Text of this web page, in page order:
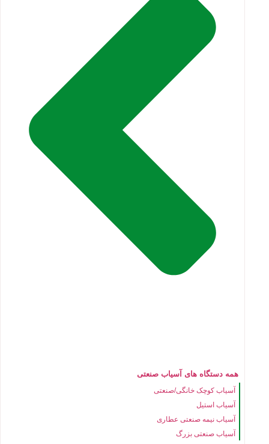
همه دستگاه های آسیاب صنعتی
آسیاب کوچک خانگی/صنعتی
آسیاب استیل
آسیاب نیمه صنعتی عطاری
آسیاب صنعتی بزرگ